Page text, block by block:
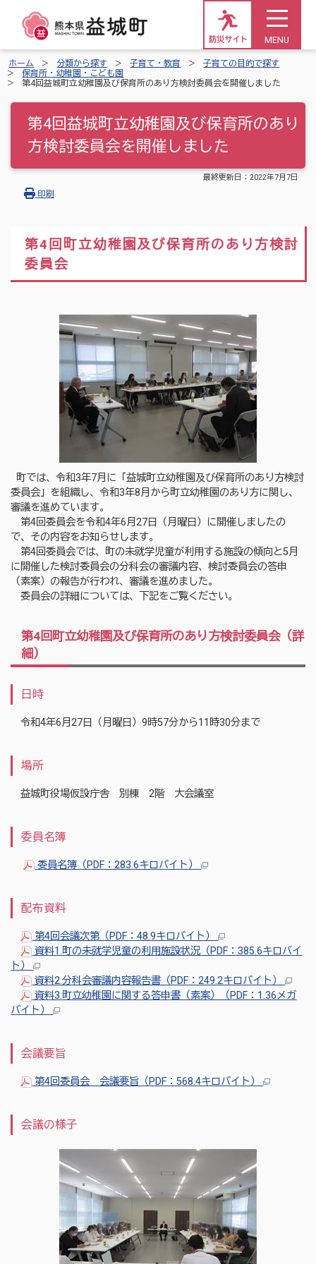
防災サイト MENU
ホーム 分類から探す 子育て・教育
子育ての目的で探す
保育所・幼稚園・こども園
第4回益城町立幼稚園及び保育所のあり方検討委員会を開催しました
第4回益城町立幼稚園及び保育所のあり
方検討委員会を開催しました
最終更新日： 2022年7月7日
印刷
第4回町立幼稚園及び保育所のあり方検討
委員会
町では、令和3年7月に「益城町立幼稚園及び保育所のあり方検討
委員会」を組織し、令和3年8月から町立幼稚園のあり方に関し、
審議を進めています。
第4回委員会を令和4年6月27日（月曜日）に開催しましたの
で、その内容をお知らせします。
第4回委員会では、町の未就学児童が利用する施設の傾向と5月
に開催した検討委員会の分科会の審議内容、検討委員会の答申
（素案）の報告が行われ、審議を進めました。
委員会の詳細については、下記をご覧ください。
第4回町立幼稚園及び保育所のあり方検討委員会（詳
細）
日時
令和4年6月27日（月曜日）9時57分から11時30分まで
場所
益城町役場仮設庁舎 別棟 2階 大会議室
委員名簿
委員名簿（PDF：283.6キロバイト）
配布資料
第4回会議次第（PDF：48.9キロバイト）
資料1.町の未就学児童の利用施設状況（PDF：385.6キロバイ
ト）
資料2.分科会審議内容報告書（PDF：249.2キロバイト）
資料3.町立幼稚園に関する答申書（素案）（PDF：1.36メガ
バイト）
会議要旨
第4回委員会 会議要旨（PDF：568.4キロバイト）
会議の様子